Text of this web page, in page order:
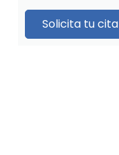
Solicita tu cita